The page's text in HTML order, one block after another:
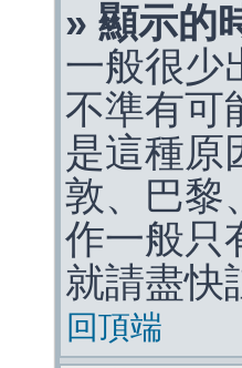
» 顯示的
一般很少
不準有可
是這種原
敦、巴黎
作一般只
就請盡快
回頂端